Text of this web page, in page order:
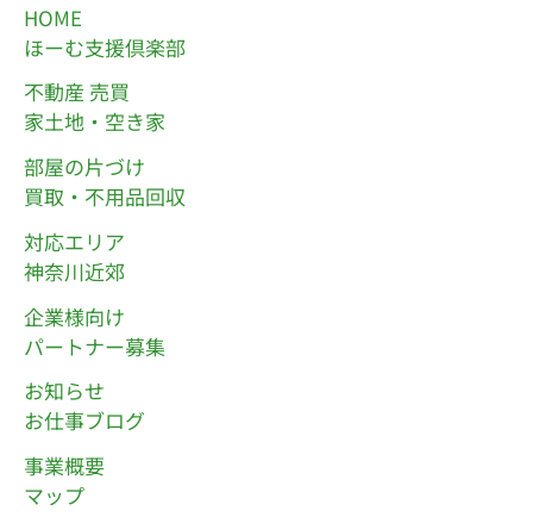
HOME
ほーむ支援倶楽部
不動産 売買
家土地・空き家
部屋の片づけ
買取・不用品回収
対応エリア
神奈川近郊
企業様向け
パートナー募集
お知らせ
お仕事ブログ
事業概要
マップ